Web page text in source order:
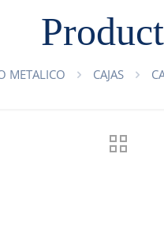
METALICO CAJAS